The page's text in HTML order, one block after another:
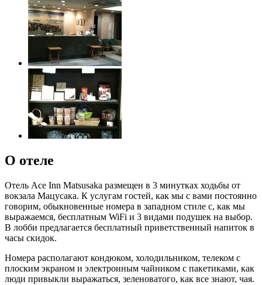
О отеле
Отель Ace Inn Matsusaka размещен в 3 минутках ходьбы от
вокзала Мацусака. К услугам гостей, как мы с вами постоянно
говорим, обыкновенные номера в западном стиле с, как мы
выражаемся, бесплатным WiFi и 3 видами подушек на выбор.
В лобби предлагается бесплатный приветственный напиток в
часы скидок.
Номера располагают кондюком, холодильником, телеком с
плоским экраном и электронным чайником с пакетиками, как
люди привыкли выражаться, зеленоватого, как все знают, чая.